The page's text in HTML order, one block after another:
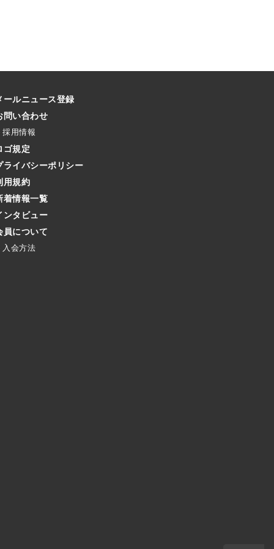
ールニュース登録
問い合わせ
採用情報
ゴ規定
ライバシーポリシー
用規約
着情報一覧
ンタビュー
員について
入会方法